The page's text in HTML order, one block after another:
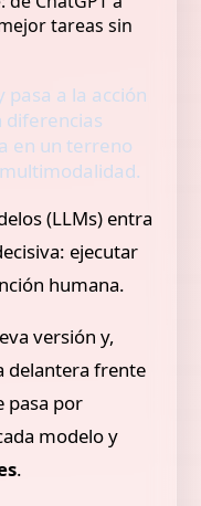
pasa a la acción
diferencias
en un terreno
(LLMs) entra
ejecutar
humana.
versión y,
delantera frente
pasa por
modelo y
.